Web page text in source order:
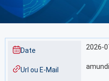
Date 2026-
Url ou E-Mail